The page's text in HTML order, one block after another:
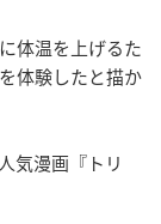
体温を上げるた
体験したと描か
気漫画『トリ